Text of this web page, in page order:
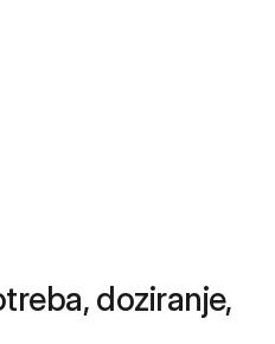
doziranje,